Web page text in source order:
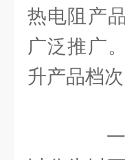
热电阻产
广泛推广
升产品档
一、